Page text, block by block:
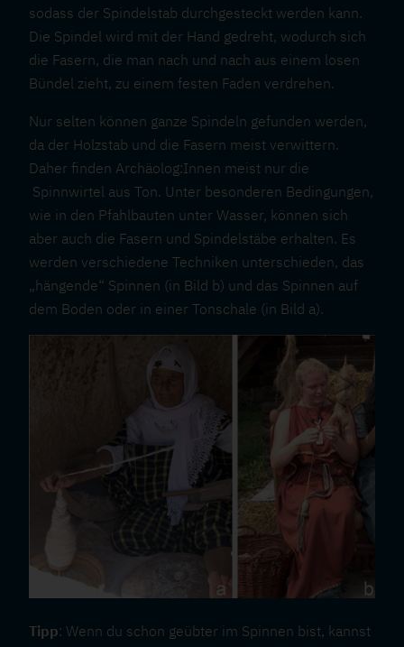
sodass der Spindelstab durchgesteckt werden kann.
Die Spindel wird mit der Hand gedreht, wodurch sich
die Fasern, die man nach und nach aus einem losen
Bündel zieht, zu einem festen Faden verdrehen.
Nur selten können ganze Spindeln gefunden werden,
da der Holzstab und die Fasern meist verwittern.
Daher finden Archäolog:Innen meist nur die
Spinnwirtel aus Ton. Unter besonderen Bedingungen,
wie in den Pfahlbauten unter Wasser, können sich
aber auch die Fasern und Spindelstäbe erhalten. Es
werden verschiedene Techniken unterschieden, das
„hängende“ Spinnen (in Bild b) und das Spinnen auf
dem Boden oder in einer Tonschale (in Bild a).
Tipp: Wenn du schon geübter im Spinnen bist, kannst